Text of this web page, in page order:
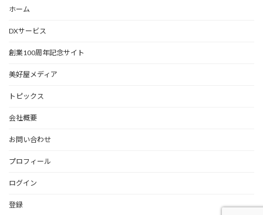
ホーム
DXサービス
創業100周年記念サイト
美好屋メディア
トピックス
会社概要
お問い合わせ
プロフィール
ログイン
登録